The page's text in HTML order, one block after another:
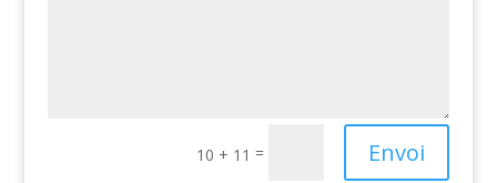
10 + 11 = Envoi